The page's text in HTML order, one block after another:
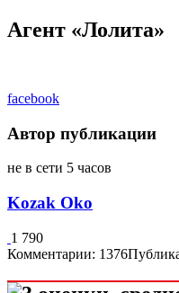
Агент «Лолита»
facebook
Автор публикации
не в сети 5 часов
Kozak Oko
1 790
Комментарии: 1376